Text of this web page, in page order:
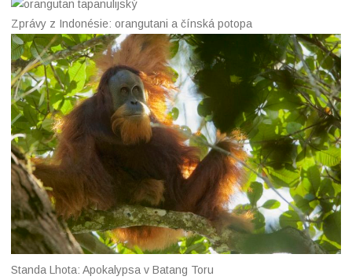
Zprávy z Indonésie: orangutani a čínská potopa
Standa Lhota: Apokalypsa v Batang Toru